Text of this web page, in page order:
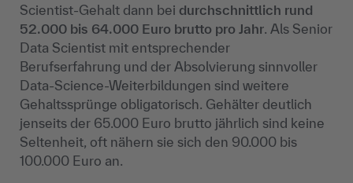
Scientist-Gehalt dann bei durchschnittlich rund
52.000 bis 64.000 Euro brutto pro Jahr. Als Senior
Data Scientist mit entsprechender
Berufserfahrung und der Absolvierung sinnvoller
Data-Science-Weiterbildungen sind weitere
Gehaltssprünge obligatorisch. Gehälter deutlich
jenseits der 65.000 Euro brutto jährlich sind keine
Seltenheit, oft nähern sie sich den 90.000 bis
100.000 Euro an.